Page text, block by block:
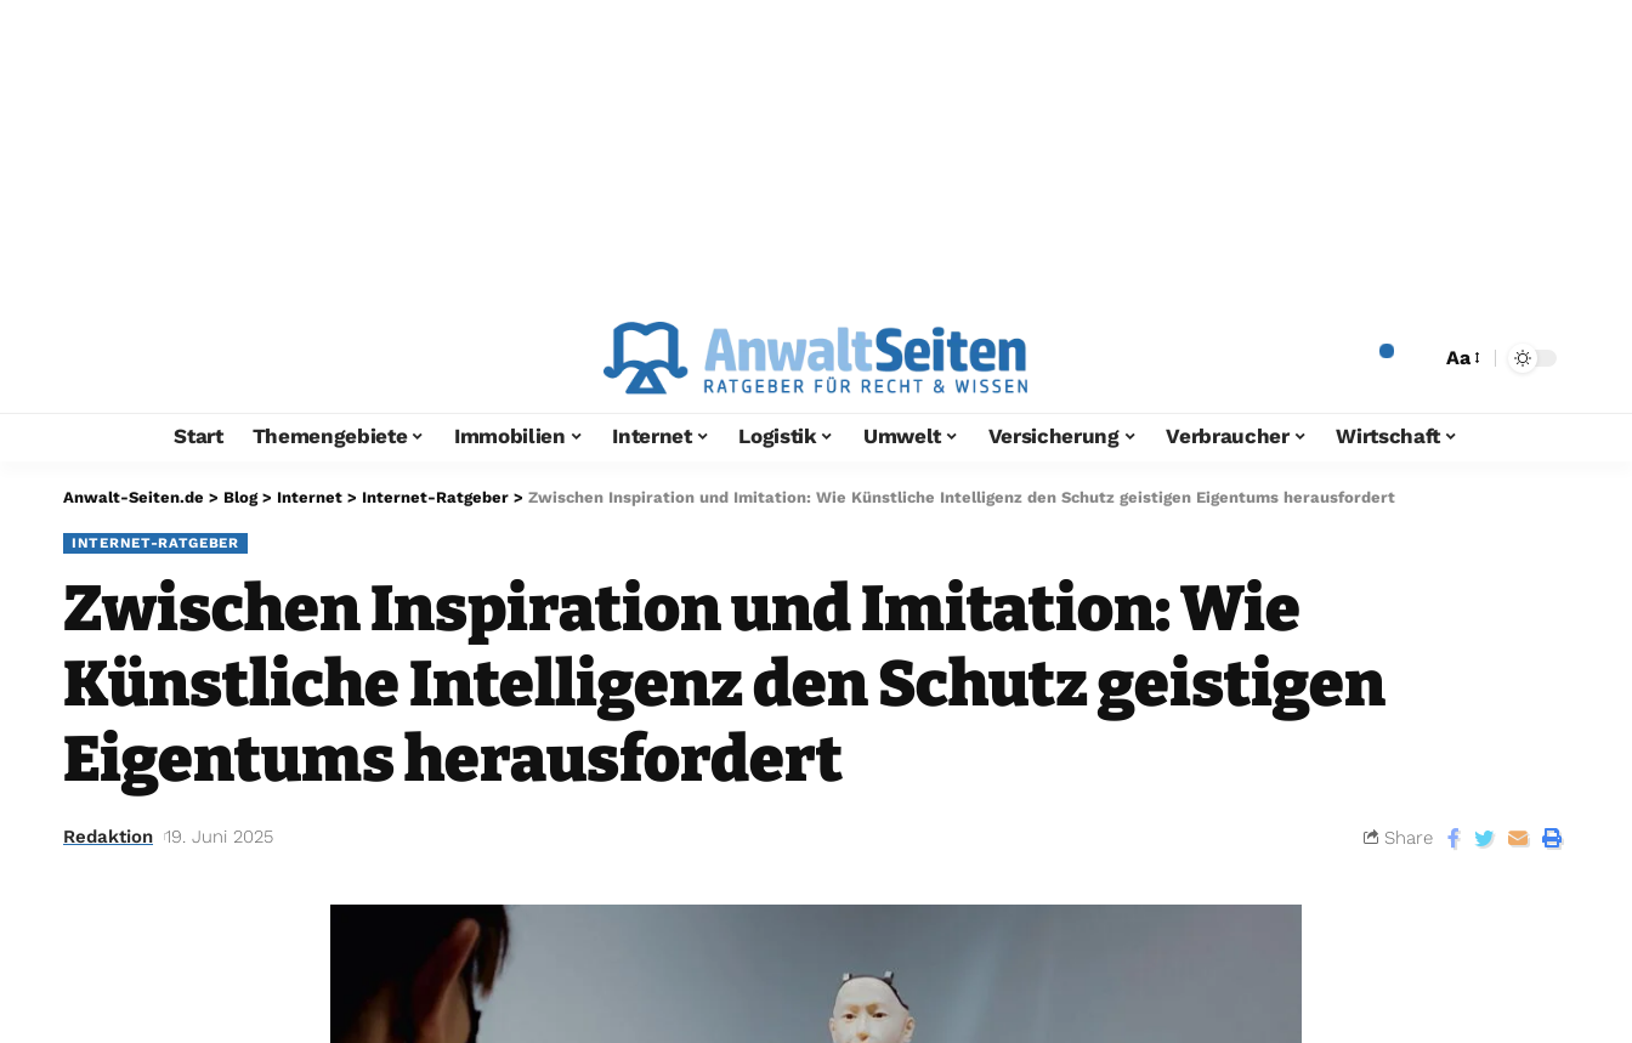
Aa
Start Themengebiete Immobilien Internet Logistik Umwelt Versicherung Verbraucher Wirtschaft
Anwalt-Seiten.de > Blog> Internet > Internet-Ratgeber > Zwischen Inspiration und Imitation: Wie Künstliche Intelligenz den Schutz geistigen Eigentums herausfordert
INTERNET-RATGEBER
Zwischen Inspiration und Imitation: Wie
Künstliche Intelligenz den Schutz geistigen
Eigentums herausfordert
Redaktion 19. Juni 2025 Share